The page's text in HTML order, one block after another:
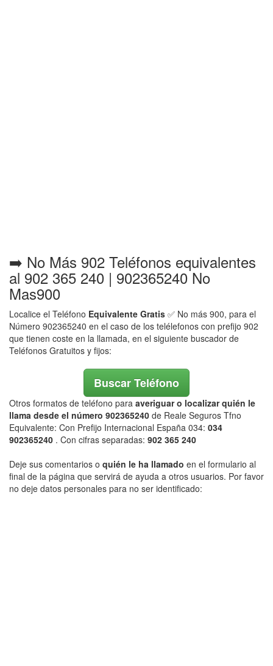
➡️ No Más 902 Teléfonos equivalentes
al 902 365 240 | 902365240 No
Mas900
Localice el Teléfono Equivalente Gratis ✅ No más 900, para el
Número 902365240 en el caso de los telélefonos con prefijo 902
que tienen coste en la llamada, en el siguiente buscador de
Teléfonos Gratuitos y fijos:
Buscar Teléfono
Otros formatos de teléfono para averiguar o localizar quién le
llama desde el número 902365240 de Reale Seguros Tfno
Equivalente: Con Prefijo Internacional España 034: 034
902365240 . Con cifras separadas: 902 365 240
Deje sus comentarios o quién le ha llamado en el formulario al
final de la página que servirá de ayuda a otros usuarios. Por favor
no deje datos personales para no ser identificado: